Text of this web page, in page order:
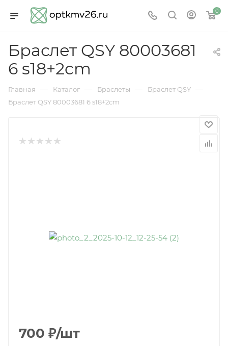
0
Браслет QSY 80003681
6 s18+2cm
Главная — Каталог — Браслеты — Браслет QSY —
Браслет QSY 80003681 6 s18+2cm
700 ₽/шт